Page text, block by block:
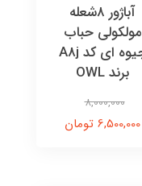
آباژور ۸شعله
مولکولی حباب
جیوه ای کد A8j
برند OWL
8,000,000
6,500,000 تومان